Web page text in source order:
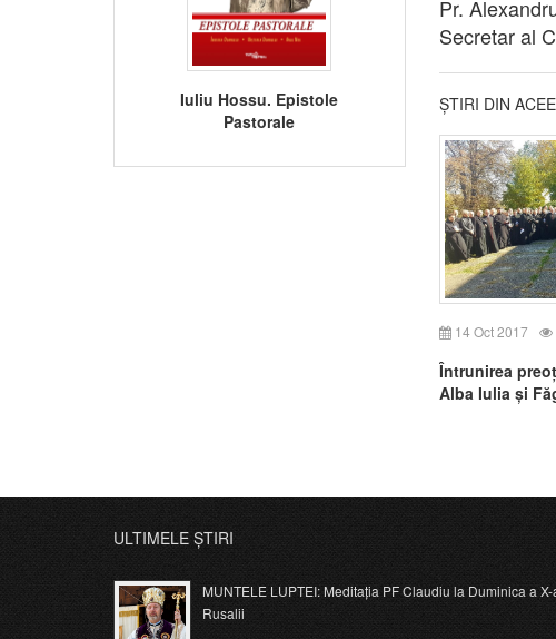
Iuliu Hossu. Epistole
Pastorale
Pr.
Secretar al
ȘTIRI DIN
14 Oct 2017
Întrunirea
Alba Iulia și
ULTIMELE ȘTIRI
MUNTELE LUPTEI: Meditația PF Claudiu la Duminica a
Rusalii